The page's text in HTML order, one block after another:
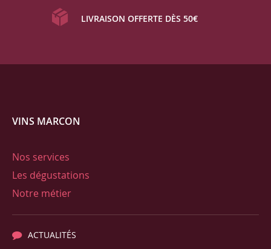
LIVRAISON OFFERTE DÈS 50€
VINS MARCON
Nos services
Les dégustations
Notre métier
ACTUALITÉS